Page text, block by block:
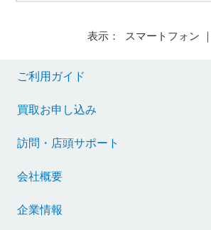
表示： スマートフォン ｜
ご利用ガイド
買取お申し込み
訪問・店頭サポート
会社概要
企業情報